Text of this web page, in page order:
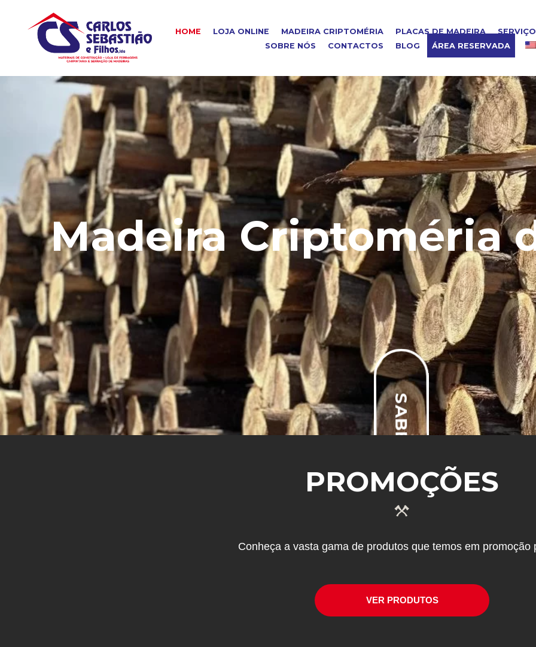
HOME LOJA ONLINE MADEIRA CRIPTOMÉRIA PLACAS DE MADEIRA
SOBRE NÓS
CONTACTOS BLOG ÁREA RESERVADA
Madeira Criptoméria
SABER MAIS
PROMOÇÕES
Conheça a vasta gama de produtos que temos em promoção
VER PRODUTOS